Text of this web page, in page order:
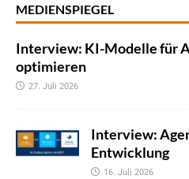
MEDIENSPIEGEL
Interview: KI-Modelle für
optimieren
27. Juli 2026
Interview:
Entwicklung
16. Juli 2026